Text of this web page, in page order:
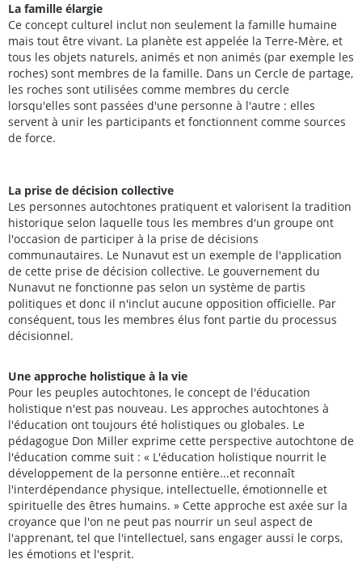
La famille élargie
Ce concept culturel inclut non seulement la famille humaine
mais tout être vivant. La planète est appelée la Terre-Mère, et
tous les objets naturels, animés et non animés (par exemple les
roches) sont membres de la famille. Dans un Cercle de partage,
les roches sont utilisées comme membres du cercle
lorsqu'elles sont passées d'une personne à l'autre : elles
servent à unir les participants et fonctionnent comme sources
de force.
La prise de décision collective
Les personnes autochtones pratiquent et valorisent la tradition
historique selon laquelle tous les membres d'un groupe ont
l'occasion de participer à la prise de décisions
communautaires. Le Nunavut est un exemple de l'application
de cette prise de décision collective. Le gouvernement du
Nunavut ne fonctionne pas selon un système de partis
politiques et donc il n'inclut aucune opposition officielle. Par
conséquent, tous les membres élus font partie du processus
décisionnel.
Une approche holistique à la vie
Pour les peuples autochtones, le concept de l'éducation
holistique n'est pas nouveau. Les approches autochtones à
l'éducation ont toujours été holistiques ou globales. Le
pédagogue Don Miller exprime cette perspective autochtone de
l'éducation comme suit : « L'éducation holistique nourrit le
développement de la personne entière...et reconnaît
l'interdépendance physique, intellectuelle, émotionnelle et
spirituelle des êtres humains. » Cette approche est axée sur la
croyance que l'on ne peut pas nourrir un seul aspect de
l'apprenant, tel que l'intellectuel, sans engager aussi le corps,
les émotions et l'esprit.